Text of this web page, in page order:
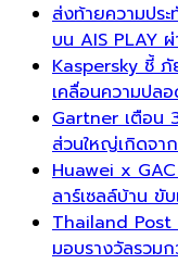
ส่งท้ายความปร
บน AIS PLAY
Kaspersky ชี้ ภั
เคลื่อนความปล
Gartner เตือน
ส่วนใหญ่เกิดจา
Huawei x
ลาร์เซลล์บ้าน ขั
Thailand Post
มอบรางวัลรวม